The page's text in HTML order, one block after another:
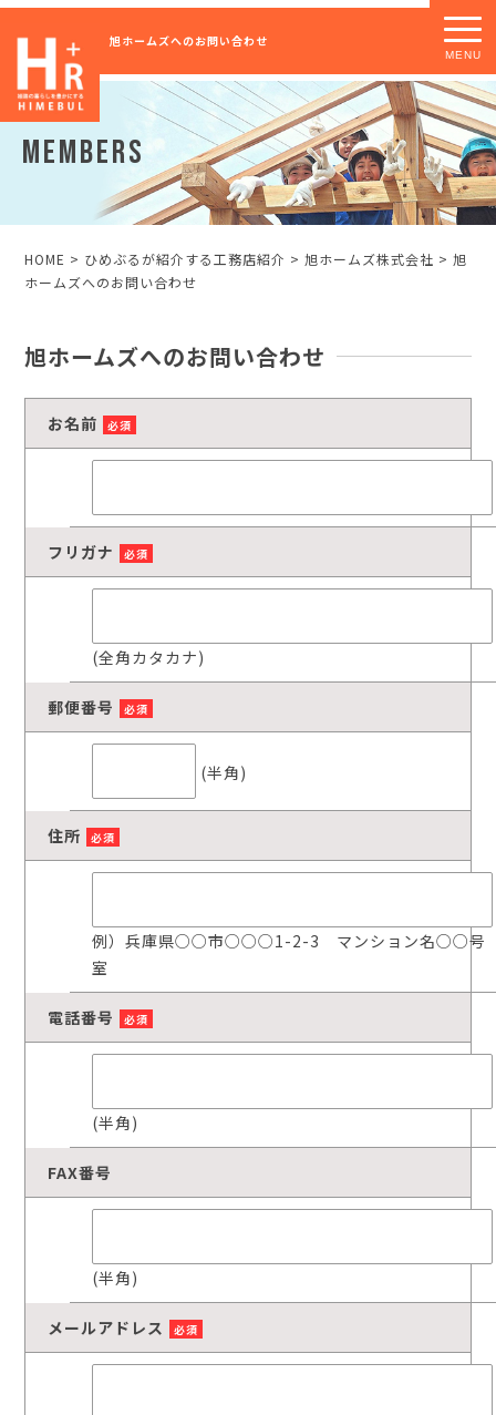
旭ホームズへのお問い合わせ
MEMBERS
HOME > ひめぶるが紹介する工務店紹介 >旭ホームズ株式会社 >旭
ホームズへのお問い合わせ
旭ホームズへのお問い合わせ
お名前 必須
フリガナ 必須
(全角カタカナ)
郵便番号 必須
(半角)
住所 必須
例）兵庫県○○市○○○1-2-3 マンション名○○号
室
電話番号 必須
(半角)
FAX番号
(半角)
メールアドレス 必須